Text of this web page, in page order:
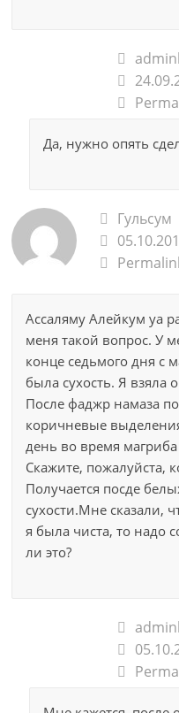
Да, нужно опять
Гульсум
Ассаляму Алейкум уа
меня такой вопрос. У
конце седьмого дня с
была сухость. Я взяла
После фаджр намаза
коричневые
день во время
Скажите, пожалуйста,
Получается посде
сухости.Мне сказали,
я была чиста, то надо
ли это?